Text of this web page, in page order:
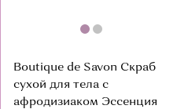
Boutique de Savon Скраб
сухой для тела с
афродизиаком Эссенция